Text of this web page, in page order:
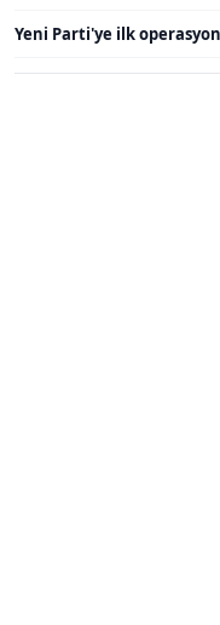
Yeni Parti'ye ilk